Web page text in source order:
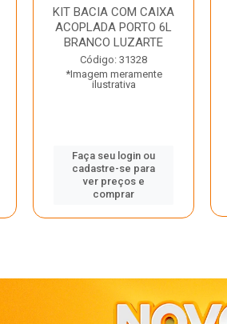
KIT BACIA COM CAIXA
ACOPLADA PORTO 6L
BRANCO LUZARTE
Código: 31328
*Imagem meramente
ilustrativa
Faça seu login ou
cadastre-se para
ver preços e
comprar